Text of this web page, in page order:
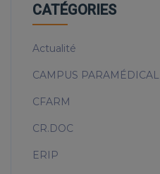
CATÉGORIES
Actualité
CAMPUS PARAMÉDICAL
CFARM
CR.DOC
ERIP